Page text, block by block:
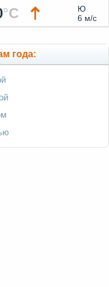
°C
Ю
6 м/с
года: